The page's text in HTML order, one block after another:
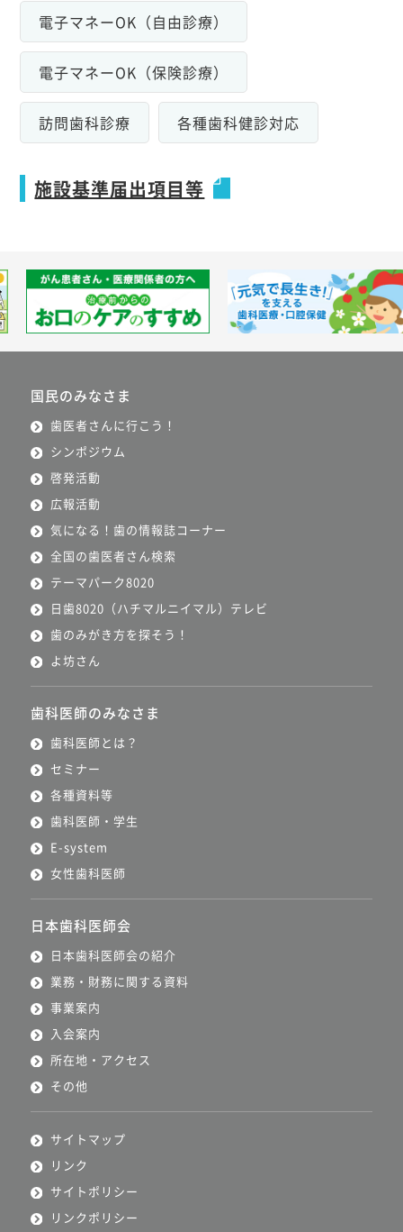
電子マネーOK（自由診療）
電子マネーOK（保険診療）
訪問歯科診療 各種歯科健診対応
施設基準届出項目等
国民のみなさま
歯医者さんに行こう！
シンポジウム
啓発活動
広報活動
気になる！歯の情報誌コーナー
全国の歯医者さん検索
テーマパーク8020
日歯8020（ハチマルニイマル）テレビ
歯のみがき方を探そう！
よ坊さん
歯科医師のみなさま
歯科医師とは？
セミナー
各種資料等
歯科医師・学生
E-system
女性歯科医師
日本歯科医師会
日本歯科医師会の紹介
業務・財務に関する資料
事業案内
入会案内
所在地・アクセス
その他
サイトマップ
リンク
サイトポリシー
リンクポリシー